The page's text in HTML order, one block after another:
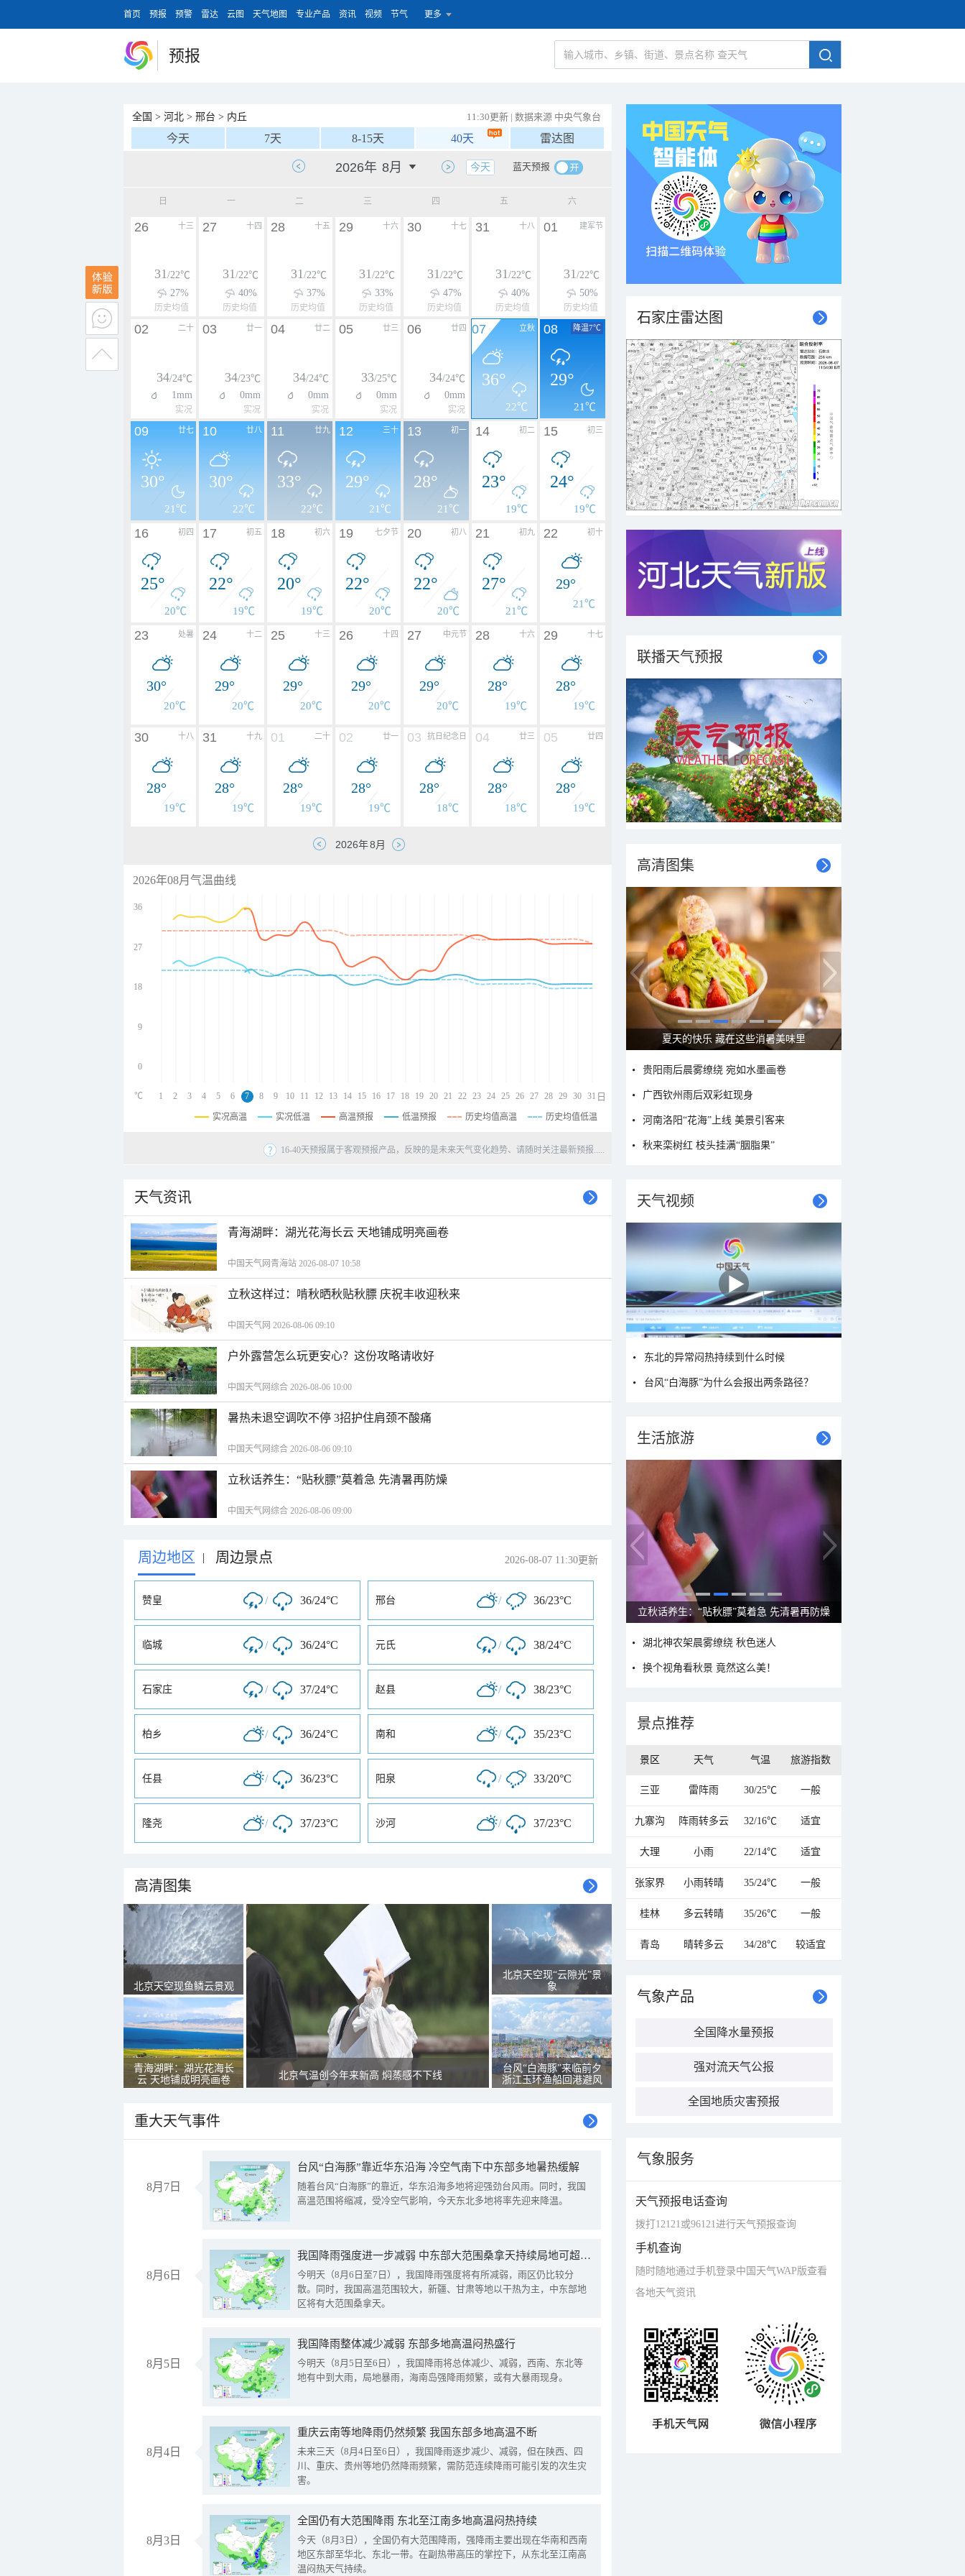
首页 预报 预警 雷达 云图 天气地图 专业产品 资讯 视频 节气 更多
预报
全国 > 河北 > 邢台 > 内丘 11:30更新 | 数据来源 中央气象台
今天 7天 8-15天 40天 雷达图
蓝天预报
今天
日 一 二 三 四 五 六
十三
26
31/22℃
27%
历史均值
十四
27
31/22℃
40%
历史均值
十五
28
31/22℃
37%
历史均值
十六
29
31/22℃
33%
历史均值
十七
30
31/22℃
47%
历史均值
十八
31
31/22℃
40%
历史均值
建军节
01
31/22℃
50%
历史均值
二十
02
34/24℃
1mm
实况
廿一
03
34/23℃
0mm
实况
廿二
04
34/24℃
0mm
实况
廿三
05
33/25℃
0mm
实况
廿四
06
34/24℃
0mm
实况
立秋
07
36°
22℃
降温7℃
08
29°
21℃
廿七
09
30°
21℃
廿八
10
30°
22℃
廿九
11
33°
22℃
三十
12
29°
21℃
初一
13
28°
21℃
初二
14
23°
19℃
初三
15
24°
19℃
初四
16
25°
20℃
初五
17
22°
19℃
初六
18
20°
19℃
七夕节
19
22°
20℃
初八
20
22°
20℃
初九
21
27°
21℃
初十
22
29°
21℃
处暑
23
30°
20℃
十二
24
29°
20℃
十三
25
29°
20℃
十四
26
29°
20℃
中元节
27
29°
20℃
十六
28
28°
19℃
十七
29
28°
19℃
十八
30
28°
19℃
十九
31
28°
19℃
二十
01
28°
19℃
廿一
02
28°
19℃
抗日纪念日
03
28°
18℃
廿三
04
28°
18℃
廿四
05
28°
19℃
2026年08月气温曲线
36
27
18
9
0
1 2 3 4 5 6 7 8 9 10 11 12 13 14 15 16 17 18 19 20 21 22 23 24 25 26 27 28 29 30 31
℃ 日
实况高温 实况低温 高温预报 低温预报 历史均值高温 历史均值低温
16-40天预报属于客观预报产品，反映的是未来天气变化趋势、请随时关注最新预报.....
天气资讯
青海湖畔：湖光花海长云 天地铺成明亮画卷
中国天气网青海站 2026-08-07 10:58
立秋这样过：啃秋晒秋贴秋膘 庆祝丰收迎秋来
中国天气网 2026-08-06 09:10
户外露营怎么玩更安心？这份攻略请收好
中国天气网综合 2026-08-06 10:00
暑热未退空调吹不停 3招护住肩颈不酸痛
中国天气网综合 2026-08-06 09:10
立秋话养生：“贴秋膘”莫着急 先清暑再防燥
中国天气网综合 2026-08-06 09:00
周边地区 | 周边景点 2026-08-07 11:30更新
赞皇 / 36/24°C 邢台 / 36/23°C
临城 / 36/24°C 元氏 / 38/24°C
石家庄 / 37/24°C 赵县 / 38/23°C
柏乡 / 36/24°C 南和 / 35/23°C
任县 / 36/23°C 阳泉 / 33/20°C
隆尧 / 37/23°C 沙河 / 37/23°C
高清图集
北京天空现鱼鳞云景观
青海湖畔：湖光花海长
云 天地铺成明亮画卷
北京气温创今年来新高 焖蒸感不下线
北京天空现“云隙光”景
象
台风“白海豚”来临前夕
浙江玉环渔船回港避风
重大天气事件
8月7日
台风“白海豚”靠近华东沿海 冷空气南下中东部多地暑热缓解
随着台风“白海豚”的靠近，华东沿海多地将迎强劲台风雨。同时，我国
高温范围将缩减，受冷空气影响，今天东北多地将率先迎来降温。
8月6日
我国降雨强度进一步减弱 中东部大范围桑拿天持续局地可超38℃
今明天（8月6日至7日），我国降雨强度将有所减弱，雨区仍比较分
散。同时，我国高温范围较大，新疆、甘肃等地以干热为主，中东部地
区将有大范围桑拿天。
8月5日
我国降雨整体减少减弱 东部多地高温闷热盛行
今明天（8月5日至6日），我国降雨将总体减少、减弱，西南、东北等
地有中到大雨，局地暴雨，海南岛强降雨频繁，或有大暴雨现身。
8月4日
重庆云南等地降雨仍然频繁 我国东部多地高温不断
未来三天（8月4日至6日），我国降雨逐步减少、减弱，但在陕西、四
川、重庆、贵州等地仍然降雨频繁，需防范连续降雨可能引发的次生灾
害。
8月3日
全国仍有大范围降雨 东北至江南多地高温闷热持续
今天（8月3日），全国仍有大范围降雨，强降雨主要出现在华南和西南
地区东部至华北、东北一带。在副热带高压的掌控下，从东北至江南高
温闷热天气持续。
石家庄雷达图
联播天气预报
高清图集
广西南宁：盛夏里的“绿野仙踪”
贵阳雨后晨雾缭绕 宛如水墨画卷
广西钦州雨后双彩虹现身
河南洛阳“花海”上线 美景引客来
秋来栾树红 枝头挂满“胭脂果”
天气视频
东北的异常闷热持续到什么时候
台风“白海豚”为什么会报出两条路径？
生活旅游
雨后峨眉沟壑尽显 金顶显真容
湖北神农架晨雾缭绕 秋色迷人
换个视角看秋景 竟然这么美！
景点推荐
景区 天气 气温 旅游指数
三亚 雷阵雨 30/25℃ 一般
九寨沟 阵雨转多云 32/16℃ 适宜
大理 小雨 22/14℃ 适宜
张家界 小雨转晴 35/24℃ 一般
桂林 多云转晴 35/26℃ 一般
青岛 晴转多云 34/28℃ 较适宜
气象产品
全国降水量预报
强对流天气公报
全国地质灾害预报
气象服务
天气预报电话查询
拨打12121或96121进行天气预报查询
手机查询
随时随地通过手机登录中国天气WAP版查看
各地天气资讯